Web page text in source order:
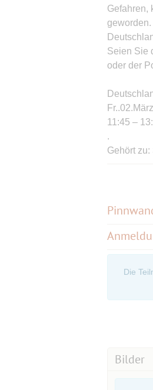
Gefahren,
geworden.
Seien Sie
oder der
11:45 –
.
Gehört
ES IST
bekam
Die
Bilder